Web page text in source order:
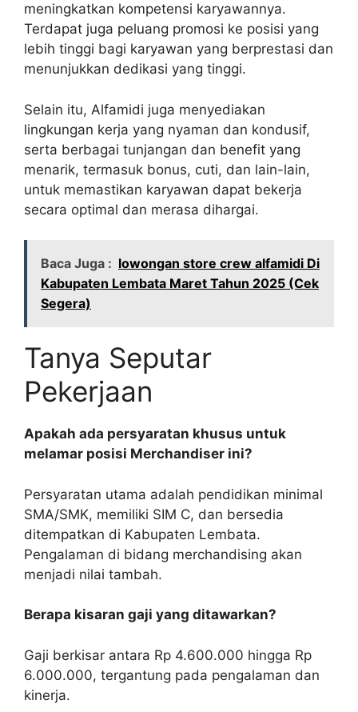
meningkatkan kompetensi karyawannya.
Terdapat juga peluang promosi ke posisi yang
lebih tinggi bagi karyawan yang berprestasi dan
menunjukkan dedikasi yang tinggi.
Selain itu, Alfamidi juga menyediakan
lingkungan kerja yang nyaman dan kondusif,
serta berbagai tunjangan dan benefit yang
menarik, termasuk bonus, cuti, dan lain-lain,
untuk memastikan karyawan dapat bekerja
secara optimal dan merasa dihargai.
Baca Juga : lowongan store crew alfamidi Di
Kabupaten Lembata Maret Tahun 2025 (Cek
Segera)
Tanya Seputar
Pekerjaan
Apakah ada persyaratan khusus untuk
melamar posisi Merchandiser ini?
Persyaratan utama adalah pendidikan minimal
SMA/SMK, memiliki SIM C, dan bersedia
ditempatkan di Kabupaten Lembata.
Pengalaman di bidang merchandising akan
menjadi nilai tambah.
Berapa kisaran gaji yang ditawarkan?
Gaji berkisar antara Rp 4.600.000 hingga Rp
6.000.000, tergantung pada pengalaman dan
kinerja.